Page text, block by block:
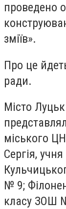
проведено
зміїв».
Про це
ради.
Місто
міського
Сергія,
№ 9;
класу ЗОШ